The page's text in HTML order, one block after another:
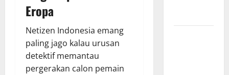
Eropa
Netizen Indonesia emang
paling jago kalau urusan
detektif memantau
pergerakan calon pemain